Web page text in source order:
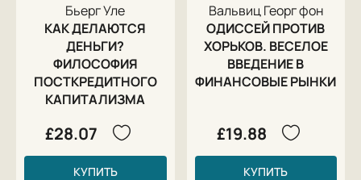
Бьерг Уле
КАК ДЕЛАЮТСЯ
ДЕНЬГИ?
ФИЛОСОФИЯ
ПОСТКРЕДИТНОГО
КАПИТАЛИЗМА
£28.07
КУПИТЬ
Вальвиц Георг фон
ОДИССЕЙ ПРОТИВ
ХОРЬКОВ. ВЕСЕЛОЕ
ВВЕДЕНИЕ В
ФИНАНСОВЫЕ РЫНКИ
£19.88
КУПИТЬ